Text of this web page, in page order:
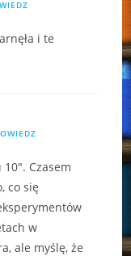
i te
Czasem
co się
w
ale myślę, że